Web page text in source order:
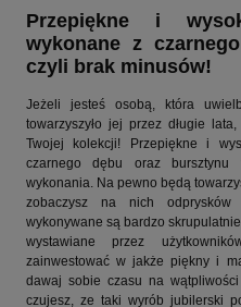
Przepiękne i
wykonane z
czyli brak minusów!
Jeżeli jesteś osobą, która
towarzyszyło jej przez długie
Twojej kolekcji! Przepiękne i
czarnego dębu oraz
wykonania. Na pewno będą
zobaczysz na nich odprysków
wykonywane są bardzo
wystawiane przez
zainwestować w jakże piękny i
dawaj sobie czasu na
czujesz, ze taki wyrób jubilerski